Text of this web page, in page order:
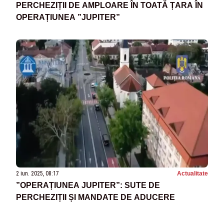
PERCHEZIȚII DE AMPLOARE ÎN TOATĂ ȚARA ÎN
OPERAȚIUNEA ”JUPITER”
2 iun. 2025, 08:17 Actualitate
”OPERAȚIUNEA JUPITER”: SUTE DE
PERCHEZIȚII ȘI MANDATE DE ADUCERE